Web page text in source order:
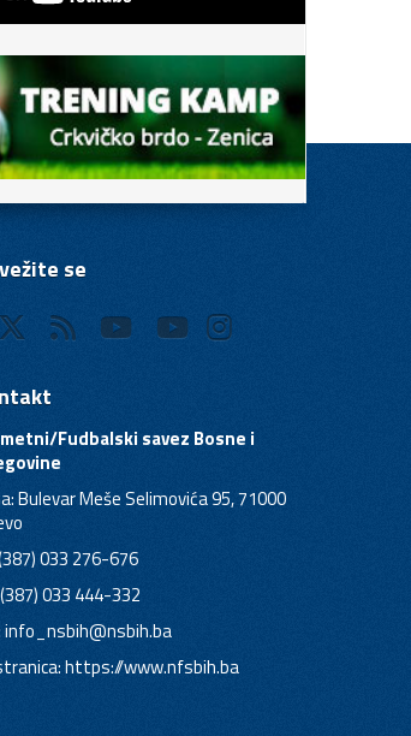
se
Fudbalski savez Bosne i
Bulevar Meše Selimovića 95, 71000
033 276-676
033 444-332
info_nsbih@nsbih.ba
https://www.nfsbih.ba